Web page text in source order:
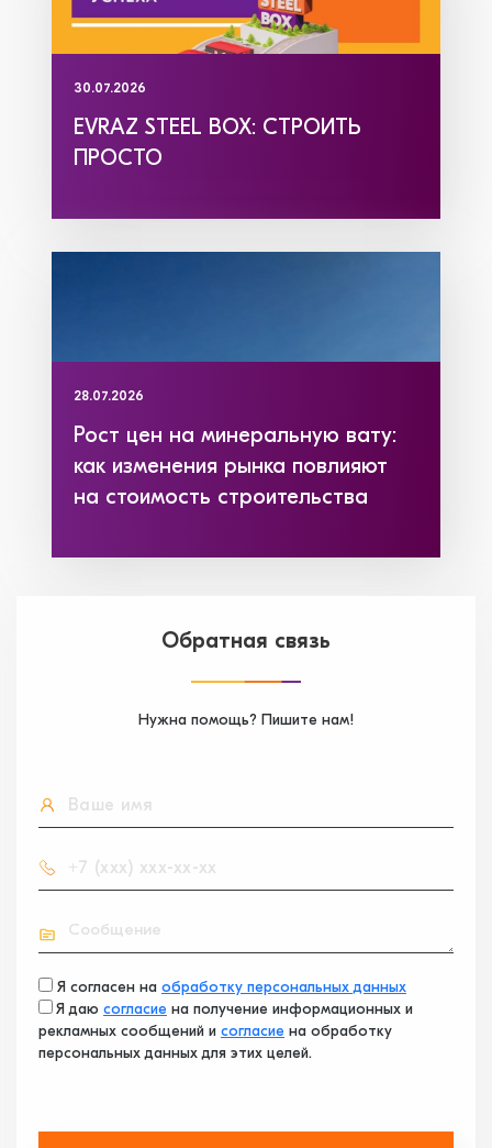
30.07.2026
EVRAZ STEEL BOX: СТРОИТЬ
ПРОСТО
28.07.2026
Рост цен на минеральную вату:
как изменения рынка повлияют
на стоимость строительства
Обратная связь
Нужна помощь? Пишите нам!
Я согласен на обработку персональных данных
Я даю согласие на получение информационных и
рекламных сообщений и согласие на обработку
персональных данных для этих целей.